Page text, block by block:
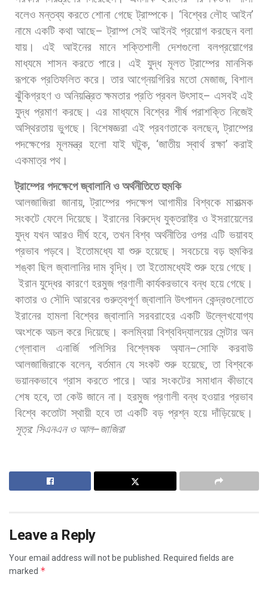
বলেও মন্তব্য করতে শোনা গেছে ট্রাম্পকে। ‘বিশ্বের লৌহ আইন’
নামে একটি কথা আছে–ট্রাম্প সেই আইনই প্রয়োগ করছেন বলা
যায়।
এই আইনের মানে শক্তিশালী দেশগুলো
বলপ্রয়োগের
মাধ্যমে শাসন করতে পারে। এই যুদ্ধ মূলত ট্রাম্পের মানসিক
রূপকে প্রতিফলিত করে। তার আগ্নেয়গিরির মতো মেজাজ,বিশাল
ঝুঁকিগ্রহণ ও অনিয়ন্ত্রিত ক্ষমতার প্রতি প্রবল উৎসাহ– এসবই এই
যুদ্ধ প্রমাণ করছে। এর মাধ্যমে বিশ্বের শীর্ষ পরাশক্তি নিজেই
অস্থিরতায় ভুগছে। বিশেষজ্ঞরা এই প্রবণতাকে বলছেন,ট্রাম্পের
পদক্ষেপের মূলমন্ত্র হলো যাই ঘটুক, ‘জাতীয় স্বার্থ রক্ষা’ করাই
একমাত্র পথ।
ট্রাম্পের পদক্ষেপে জ্বালানি ও অর্থনীতিতে হুমকি
আলজাজিরা জানায়,ট্রাম্পের পদক্ষেপ আগামীর বিশ্বকে মারাত্মক
সংকটে ফেলে দিয়েছে। ইরানের বিরুদ্ধে যুক্তরাষ্ট্র ও ইসরায়েলের
যুদ্ধ যখন আরও দীর্ঘ হবে,তখন বিশ্ব অর্থনীতির ওপর এটি ভয়াবহ
প্রভাব পড়বে। ইতোমধ্যে যা শুরু হয়েছে। সবচেয়ে বড় হুমকির
শঙ্কা ছিল জ্বালানির দাম বৃদ্ধি। তা ইতোমধ্যেই শুরু হয়ে গেছে।
ইরান যুদ্ধের কারণে হরমুজ প্রণালী কার্যকরভাবে বন্ধ হয়ে গেছে।
কাতার ও সৌদি আরবের গুরুত্বপূর্ণ জ্বালানি উৎপাদন কেন্দ্রগুলোতে
ইরানের হামলা বিশ্বের জ্বালানি সরবরাহের একটি উল্লেখযোগ্য
অংশকে অচল করে দিয়েছে। কলম্বিয়া বিশ্ববিদ্যালয়ের সেন্টার অন
গ্লোবাল
এনার্জি পলিসির বিশ্লেষক অ্যান–সোফি
করবাউ
আলজাজিরাকে বলেন, বর্তমান যে সংকট শুরু হয়েছে,তা বিশ্বকে
ভয়ানকভাবে গ্রাস করতে পারে। আর সংকটের সমাধান কীভাবে
শেষ হবে,তা কেউ জানে না। হরমুজ প্রণালী বন্ধ হওয়ার প্রভাব
বিশ্বে কতোটা স্থায়ী হবে তা একটি বড় প্রশ্ন হয়ে দাঁড়িয়েছে।
সূত্র: সিএনএন ও আল–জাজিরা
Leave a Reply
Your email address will not be published.
Required fields are
marked *